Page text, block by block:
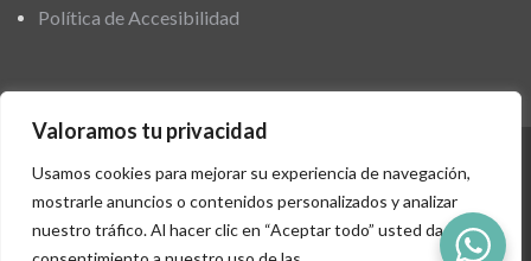
Valoramos tu privacidad
Usamos cookies para mejorar su experiencia de navegación,
mostrarle anuncios o contenidos personalizados y analizar
nuestro tráfico. Al hacer clic en “Aceptar todo” usted da su
Política de Accesibilidad
Financiado por el Programa KIT Digital. Plan de Recuperación,
Transformación y Resiliencia de España “Next Generation EU”